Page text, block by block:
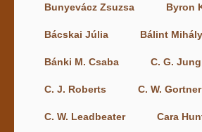
Bunyevácz Zsuzsa Byron
Bácskai Júlia Bálint Mihály
Bánki M. Csaba C. G. Jung
C. J. Roberts C. W. Gortner
C. W. Leadbeater Cara